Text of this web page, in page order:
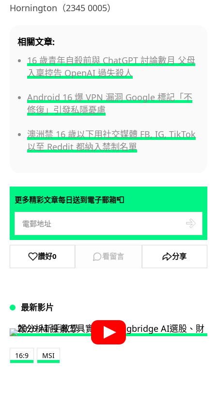
Hornington（2345 0005）
相關文章:
16 歲青年自殺前與 ChatGPT 討論數月 父母
入稟控告 OpenAI 過失殺人
Android 16 爆 VPN 漏洞 Google 標記「不
修復」引發私隱憂慮
澳洲禁 16 歲以下用社交媒體 FB, IG, TikTok
以至 Reddit 都納入禁制名單
更多精彩文章每日送到電子郵箱📮
讚好0 看留言 分享
最新影片
16:9 MSI